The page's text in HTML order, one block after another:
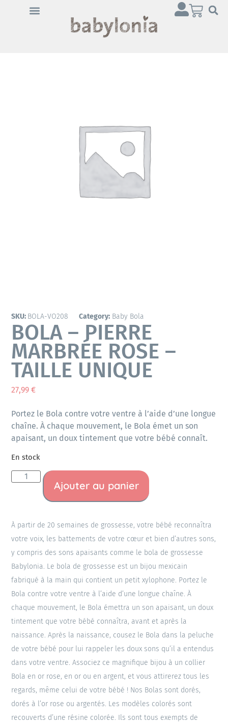
SKU: BOLA-VO208 Category: Baby Bola
BOLA – PIERRE
MARBRÉE ROSE –
TAILLE UNIQUE
27,99€
Portez le Bola contre votre ventre à l’aide d’une longue
chaîne. À chaque mouvement, le Bola émet un son
apaisant, un doux tintement que votre bébé connaît.
En stock
Ajouter au panier
À partir de 20 semaines de grossesse, votre bébé reconnaîtra
votre voix, les battements de votre cœur et bien d’autres sons,
y compris des sons apaisants comme le bola de grossesse
Babylonia. Le bola de grossesse est un bijou mexicain
fabriqué à la main qui contient un petit xylophone. Portez le
Bola contre votre ventre à l’aide d’une longue chaîne. À
chaque mouvement, le Bola émettra un son apaisant, un doux
tintement que votre bébé connaîtra, avant et après la
naissance. Après la naissance, cousez le Bola dans la peluche
de votre bébé pour lui rappeler les doux sons qu’il a entendus
dans votre ventre. Associez ce magnifique bijou à un collier
Bola en or rose, en or ou en argent, et vous attirerez tous les
regards, même celui de votre bébé ! Nos Bolas sont dorés,
dorés à l’or rose ou argentés. Les modèles colorés sont
recouverts d’une résine colorée. Ils sont tous exempts de